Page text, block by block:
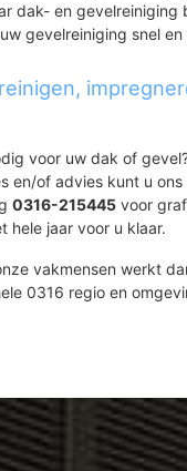
dak- en gevelreiniging
gevelreiniging snel
voor uw dak of
en/of advies kunt u
0316-215445 voor
hele jaar voor u klaar.
vakmensen werkt
0316 regio en